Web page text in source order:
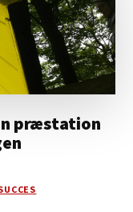
præstation